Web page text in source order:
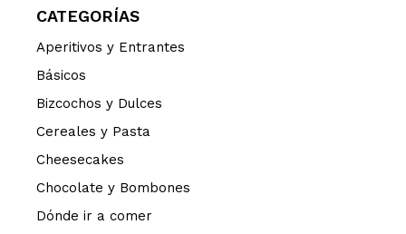
CATEGORÍAS
Aperitivos y Entrantes
Básicos
Bizcochos y Dulces
Cereales y Pasta
Cheesecakes
Chocolate y Bombones
Dónde ir a comer